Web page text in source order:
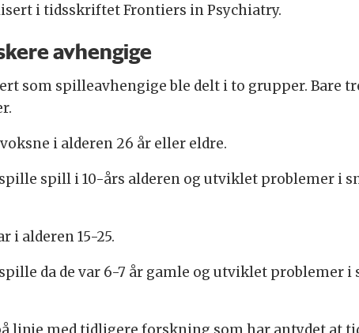
i tidsskriftet Frontiers in Psychiatry.
avhengige
som spilleavhengige ble delt i to grupper. Bare
i alderen 26 år eller eldre.
spille spill i 10-års alderen og utviklet problemer i
i alderen 15-25.
da de var 6-7 år gamle og utviklet problemer i